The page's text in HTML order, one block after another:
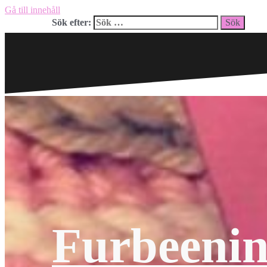
Gå till innehåll
Sök efter: